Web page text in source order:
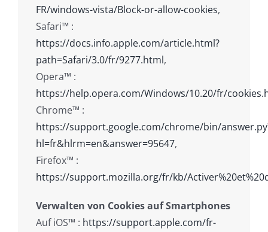
FR/windows-vista/Block-or-allow-cookies,
Safari™ :
https://docs.info.apple.com/article.html?
path=Safari/3.0/fr/9277.html,
Opera™ :
https://help.opera.com/Windows/10.20/fr/
Chrome™ :
https://support.google.com/chrome/bin/
hl=fr&hlrm=en&answer=95647,
Firefox™ :
https://support.mozilla.org/fr/kb/
Verwalten von Cookies auf Smartphones
Auf iOS™ : https://support.apple.com/fr-